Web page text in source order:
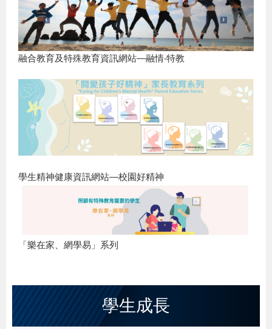
融合教育及特殊教育資訊網站—融情‧特教
學生精神健康資訊網站—校園好精神
「樂在家、網學易」系列
學生成長